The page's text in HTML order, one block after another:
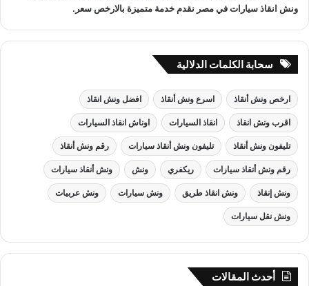
ونش انقاذ سياراتفي مصر نقدم خدمة متميزة بالارخص سعر.
سحابة الكلمات الدلالية
ارخص ونش أنقاذ اسرع ونش أنقاذ افضل ونش انقاذ
اقرب ونش انقاذ انقاذ السيارات اوناش انقاذ السيارات
تليفون ونش أنقاذ تليفون ونش أنقاذ سيارات رقم ونش أنقاذ
رقم ونش أنقاذ سيارات ريكفري ونش ونش أنقاذ سيارات
ونش إنقاذ ونش انقاذ طريق ونش سيارات ونش عربيات
ونش نقل سيارات
أحدث المقالات